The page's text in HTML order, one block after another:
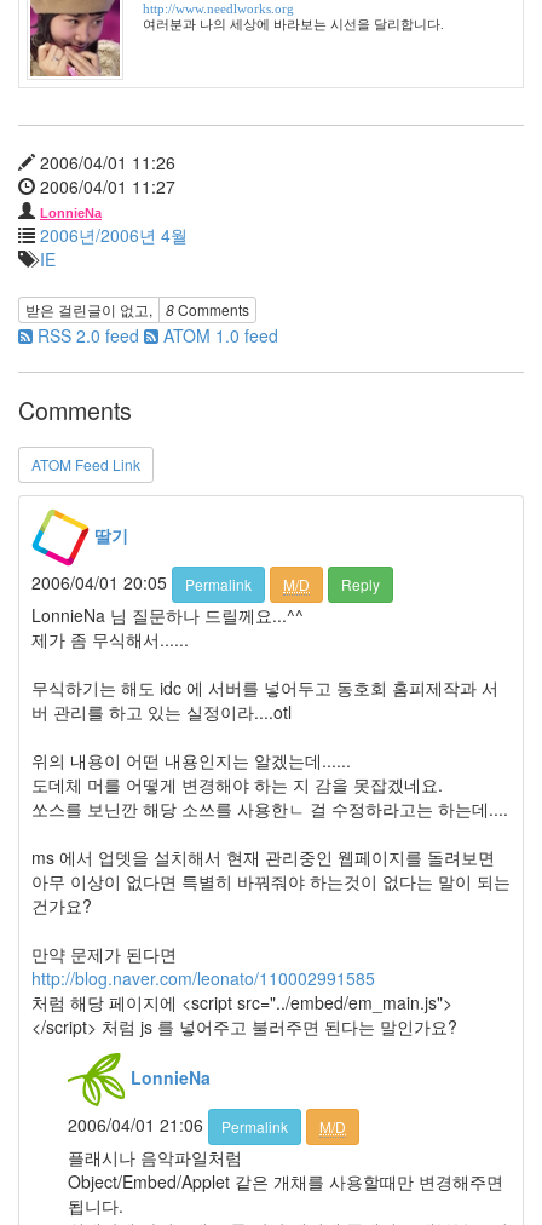
http://www.needlworks.org
여러분과 나의 세상에 바라보는 시선을 달리합니다.
2006/04/01 11:26
2006/04/01 11:27
LonnieNa
2006년/2006년 4월
IE
받은 걸린글이 없고, 8Comments
RSS 2.0 feed ATOM 1.0 feed
Comments
ATOM Feed Link
딸기
2006/04/01 20:05
Permalink M/D Reply
LonnieNa 님 질문하나 드릴께요...^^
제가 좀 무식해서......
무식하기는 해도 idc 에 서버를 넣어두고 동호회 홈피제작과 서
버 관리를 하고 있는 실정이라....otl
위의 내용이 어떤 내용인지는 알겠는데......
도데체 머를 어떻게 변경해야 하는 지 감을 못잡겠네요.
쏘스를 보닌깐 해당 소쓰를 사용한ㄴ 걸 수정하라고는 하는데....
ms 에서 업뎃을 설치해서 현재 관리중인 웹페이지를 돌려보면
아무 이상이 없다면 특별히 바꿔줘야 하는것이 없다는 말이 되는
건가요?
만약 문제가 된다면
http://blog.naver.com/leonato/110002991585
처럼 해당 페이지에 <script src="../embed/em_main.js">
</script> 처럼 js 를 넣어주고 불러주면 된다는 말인가요?
LonnieNa
2006/04/01 21:06
Permalink M/D
플래시나 음악파일처럼
Object/Embed/Applet 같은 개채를 사용할때만 변경해주면
됩니다.
거
코
패
닝
박
민
영
그
리
움
OSX
우
울
증
한